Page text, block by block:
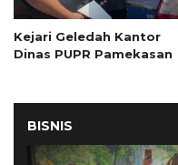
Kejari Geledah Kantor
Dinas PUPR Pamekasan
BISNIS